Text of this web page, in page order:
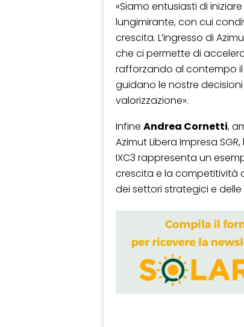
«Siamo entusiasti di
lungimirante, con cui
crescita. L’ingresso di
che ci permette di
rafforzando al contempo il
guidano le nostre
valorizzazione».
Infine Andrea Cornetti,
Azimut Libera Impresa
IXC3 rappresenta un
crescita e la competitività
dei settori strategici e